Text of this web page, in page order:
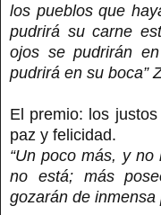
los pueblos que
pudrirá su carne
ojos se pudrirán
pudrirá en su boca”
El premio: los
paz y felicidad.
“Un poco más, y
no está; más
gozarán de inmensa